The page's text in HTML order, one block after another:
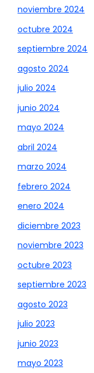
noviembre 2024
octubre 2024
septiembre 2024
agosto 2024
julio 2024
junio 2024
mayo 2024
abril 2024
marzo 2024
febrero 2024
enero 2024
diciembre 2023
noviembre 2023
octubre 2023
septiembre 2023
agosto 2023
julio 2023
junio 2023
mayo 2023